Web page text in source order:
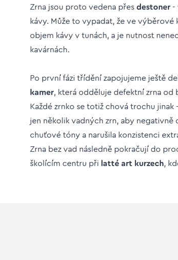
Zrna jsou proto vedena přes destoner -
kávy. Může to vypadat, že ve
objem kávy v tunách, a je nutnost
kavárnách.
Po první fázi třídění zapojujeme ještě
kamer, která odděluje defektní zrna od
Každé zrnko se totiž chová trochu jinak
jen několik vadných zrn, aby
chuťové tóny a narušila konzistenci
Zrna bez vad následně pokračují do
školícím centru při latté art kurzech,